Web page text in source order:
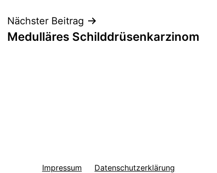
Nächster Beitrag
Medulläres Schilddrüsenkarzinom
Impressum Datenschutzerklärung